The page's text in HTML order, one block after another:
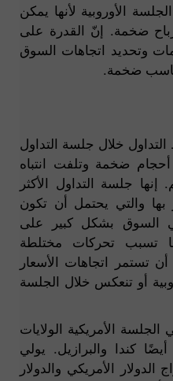
الأوروبية لأنها يمكن
ضخمة. إنّ القدرة على
وتحديد اتجاهات السوق
ضخمة.
خلال جلسة التداول
ضخمة وتلفت انتباه
إنها جلسة التداول الأكثر
بها والتي يحتمل أن تكون
السوق بشكل كبير على
ما تسبب تحركات مختلطة
تستمر اتجاهات الأسعار
أو تنعكس خلال الجلسة
الجلسة الأمريكية الولايات
كندا والبرازيل. يولي
الدولار الأمريكي والدولار